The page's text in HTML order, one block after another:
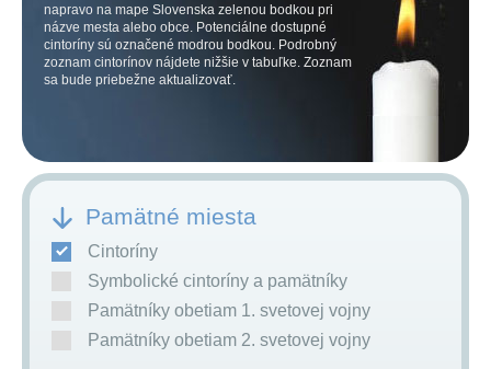
napravo na mape Slovenska zelenou bodkou pri
názve mesta alebo obce. Potenciálne dostupné
cintoríny sú označené modrou bodkou. Podrobný
zoznam cintorínov nájdete nižšie v tabuľke. Zoznam
sa bude priebežne aktualizovať.
Pamätné miesta
Cintoríny
Symbolické cintoríny a pamätníky
Pamätníky obetiam 1. svetovej vojny
Pamätníky obetiam 2. svetovej vojny